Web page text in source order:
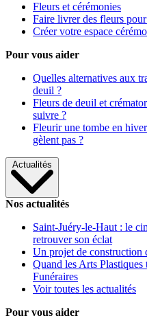
Fleurs et cérémonies
Faire livrer des fleurs
Créer votre espace
Pour vous aider
Quelles alternatives aux
deuil ?
Fleurs de deuil et
suivre ?
Fleurir une tombe en
gèlent pas ?
Actualités
Nos actualités
Saint-Juéry-le-Haut : le
retrouver son éclat
Un projet de construction
Quand les Arts
Funéraires
Voir toutes les actualités
Pour vous aider